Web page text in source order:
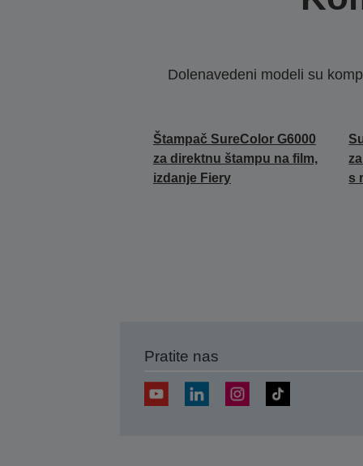
Dolenavedeni modeli su
Štampač SureColor G6000
za direktnu štampu na film,
izdanje Fiery
s
Pratite nas